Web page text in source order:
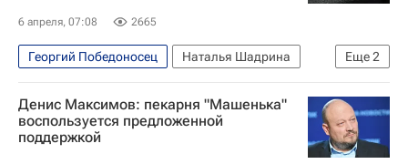
6 апреля, 07:08 2665
Еще2
Георгий Победоносец
Наталья Шадрина
Федеральная служба по интеллектуальной собственности (Роспатент)
Бессмертный полк
Денис Максимов: пекарня "Машенька"
воспользуется предложенной
поддержкой